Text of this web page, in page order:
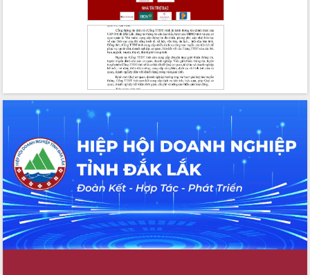
Hội thảo khoa học “Giải pháp thúc đẩy
phát triển nền kinh tế xanh tại tỉnh
Tăng cường giám sát, đôn đốc thực
hiện nhiệm vụ quản lý tài sản công
Tháo gỡ những vướng mắc, đẩy mạnh
công tác cải cách thủ tục hành chính
tại Trung tâm Phục vụ hành chính
công tỉnh
Đắk Lắk: Tôn vinh 46 giải pháp tại Hội
thi Sáng tạo Kỹ thuật 2024 - 2025
Đắk Lắk rà soát, điều chỉnh Đề án 190
về phát triển nuôi trồng thủy sản
Phó Chủ tịch UBND tỉnh Đắk Lắk
Trương Công Thái kiểm tra thực địa
Dự án cao tốc Khánh Hòa - Buôn Ma